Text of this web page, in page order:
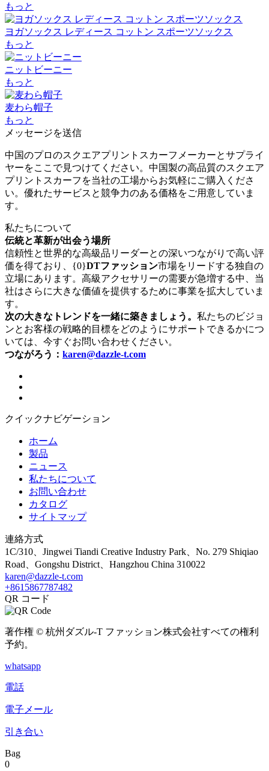
もっと
ヨガソックス レディース コットン スポーツソックス
もっと
ニットビーニー
もっと
麦わら帽子
もっと
メッセージを送信
中国のプロのスクエアプリントスカーフメーカーとサプライ
ヤーをここで見つけてください。中国製の高品質のスクエア
プリントスカーフを当社の工場からお気軽にご購入くださ
い。優れたサービスと競争力のある価格をご用意していま
す。
私たちについて
伝統と革新が出会う場所
信頼性と世界的な高級品リーダーとの深いつながりで高い評
価を得ており、{0}DTファッション市場をリードする独自の
立場にあります。高級アクセサリーの需要が急増する中、当
社はさらに大きな価値を提供するために事業を拡大していま
す。
次の大きなトレンドを一緒に築きましょう。 私たちのビジョ
ンとお客様の戦略的目標をどのようにサポートできるかにつ
いては、今すぐお問い合わせください。
つながろう： karen@dazzle-t.com
クイックナビゲーション
ホーム
製品
ニュース
私たちについて
お問い合わせ
カタログ
サイトマップ
連絡方式
1C/310、Jingwei Tiandi Creative Industry Park、No. 279 Shiqiao
Road、Gongshu District、Hangzhou China 310022
karen@dazzle-t.com
+8615867787482
QR コード
著作権 © 杭州ダズル-T ファッション株式会社すべての権利
予約。
whatsapp
電話
電子メール
引き合い
Bag
0